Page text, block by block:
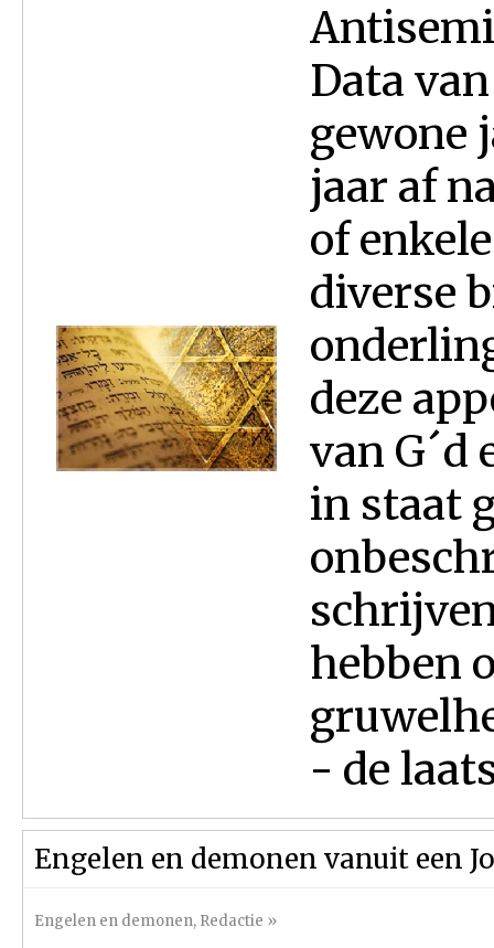
Data
gewone
jaar af
of
diverse
deze
van G´d
in staat
hebben
- de
Engelen en demonen vanuit een
Engelen en demonen, Redactie »